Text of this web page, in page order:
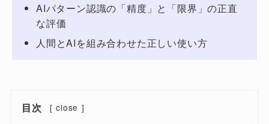
AIパターン認識の「精度」と「限界」の正直
な評価
人間とAIを組み合わせた正しい使い方
目次 [ close ]